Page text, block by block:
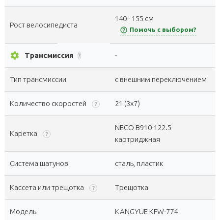
Рост велосипедиста
140 - 155 см
help_outline Помочь с выбором?
settings Трансмиссия ? -
Тип трансмиссии с внешним переключением
Количество скоростей ? 21 (3x7)
Каретка ?
NECO B910-122.5
картриджная
Система шатунов сталь, пластик
Кассета или трещотка ? Трещотка
Модель KANGYUE KFW-774